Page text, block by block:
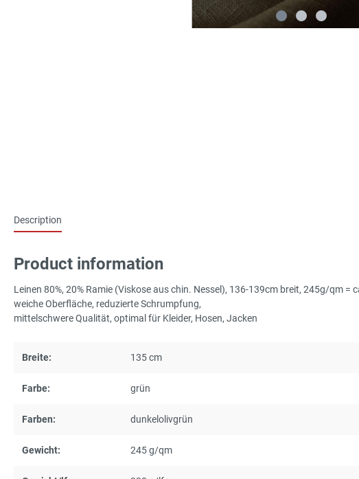
Description
Product information
Leinen 80%, 20% Ramie (Viskose aus chin. Nessel), 136-139cm breit, 245g/qm
weiche Oberfläche, reduzierte Schrumpfung,
mittelschwere Qualität, optimal für Kleider, Hosen, Jacken
Breite: 135 cm
Farbe: grün
Farben: dunkelolivgrün
Gewicht: 245 g/qm